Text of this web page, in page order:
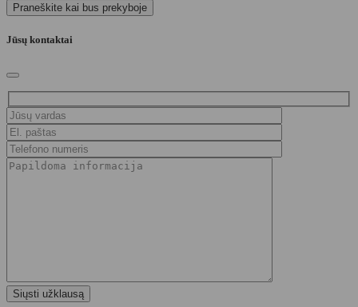
Praneškite kai bus prekyboje
Jūsų kontaktai